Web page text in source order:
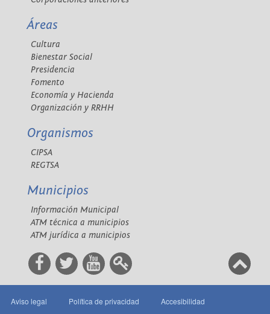
Áreas
Cultura
Bienestar Social
Presidencia
Fomento
Economía y Hacienda
Organización y RRHH
Organismos
CIPSA
REGTSA
Municipios
Información Municipal
ATM técnica a municipios
ATM jurídica a municipios
Aviso legal Política de privacidad Accesibilidad